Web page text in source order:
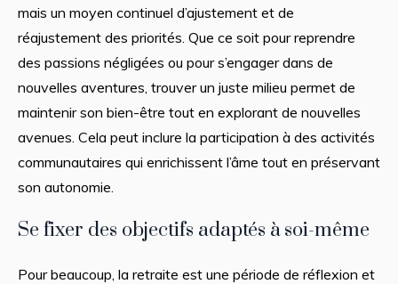
mais un moyen continuel d’ajustement et de
réajustement des priorités. Que ce soit pour reprendre
des passions négligées ou pour s’engager dans de
nouvelles aventures, trouver un juste milieu permet de
maintenir son bien-être tout en explorant de nouvelles
avenues. Cela peut inclure la participation à des activités
communautaires qui enrichissent l’âme tout en préservant
son autonomie.
Se fixer des objectifs adaptés à soi-même
Pour beaucoup, la retraite est une période de réflexion et